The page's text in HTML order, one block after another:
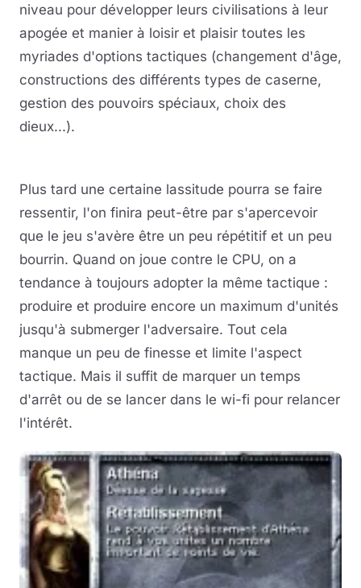
niveau pour développer leurs civilisations à leur
apogée et manier à loisir et plaisir toutes les
myriades d'options tactiques (changement d'âge,
constructions des différents types de caserne,
gestion des pouvoirs spéciaux, choix des
dieux...).
Plus tard une certaine lassitude pourra se faire
ressentir, l'on finira peut-être par s'apercevoir
que le jeu s'avère être un peu répétitif et un peu
bourrin. Quand on joue contre le CPU, on a
tendance à toujours adopter la même tactique :
produire et produire encore un maximum d'unités
jusqu'à submerger l'adversaire. Tout cela
manque un peu de finesse et limite l'aspect
tactique. Mais il suffit de marquer un temps
d'arrêt ou de se lancer dans le wi-fi pour relancer
l'intérêt.